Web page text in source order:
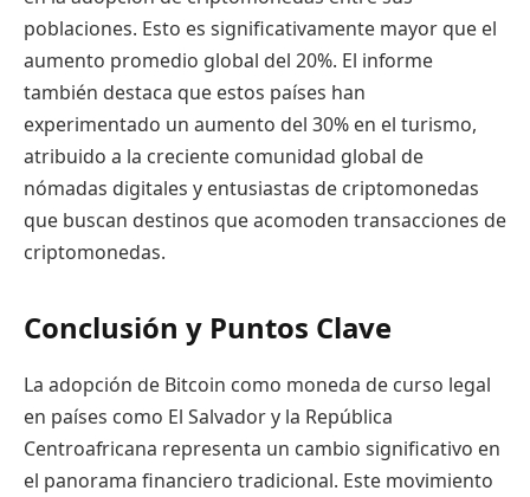
poblaciones. Esto es significativamente mayor que el
aumento promedio global del 20%. El informe
también destaca que estos países han
experimentado un aumento del 30% en el turismo,
atribuido a la creciente comunidad global de
nómadas digitales y entusiastas de criptomonedas
que buscan destinos que acomoden transacciones de
criptomonedas.
Conclusión y Puntos Clave
La adopción de Bitcoin como moneda de curso legal
en países como El Salvador y la República
Centroafricana representa un cambio significativo en
el panorama financiero tradicional. Este movimiento